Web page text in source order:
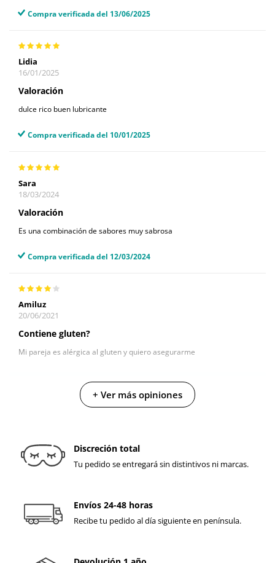
Compra verificada del 13/06/2025
Lidia
16/01/2025
Valoración
dulce rico buen lubricante
Compra verificada del 10/01/2025
Sara
18/03/2024
Valoración
Es una combinación de sabores muy sabrosa
Compra verificada del 12/03/2024
Amiluz
20/06/2021
Contiene gluten?
Mi pareja es alérgica al gluten y quiero asegurarme
Equipo de diversual
¡Hola Zulima!
Espero haberte ayudado.
Clara (at. al cliente de diversual).
+ Ver más opiniones
Discreción total
Tu pedido se entregará sin distintivos ni marcas.
Envíos 24-48 horas
Recibe tu pedido al día siguiente en península.